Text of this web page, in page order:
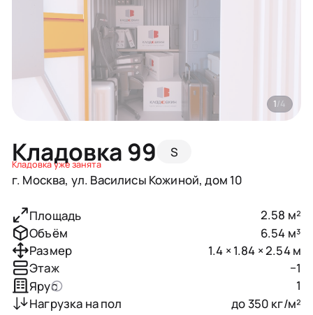
Кладовка 99 S
Кладовка уже занята
г. Москва, ул. Василисы Кожиной, дом 10
1/4
Площадь
2.58 м²
Объём
6.54 м³
Размер
1.4 × 1.84 × 2.54 м
Этаж
−1
Ярус
1
Нагрузка на пол
до 350 кг/м²